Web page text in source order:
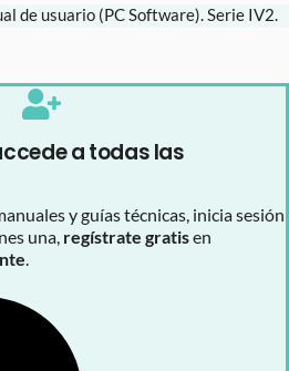
de usuario (PC Software). Serie IV2.
a todas las
y guías técnicas, inicia sesión
una, regístrate gratisen
.